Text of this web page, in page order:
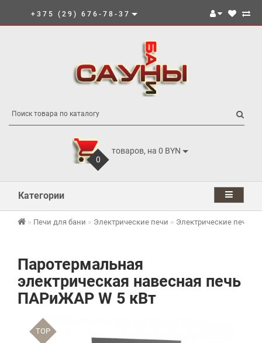
+375 (29) 676-78-37
0
товаров, на 0 BYN
Категории
Печи для бани Электрические печи Электрические печи
Паротермальная
электрическая навесная печь
ПАРиЖАР W 5 кВт
TOP